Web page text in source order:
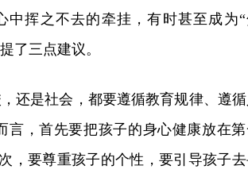
中挥之不去的牵挂，有时甚至成为
了三点建议。
还是社会，都要遵循教育规律、遵
言，首先要把孩子的身心健康放在
，要尊重孩子的个性，要引导孩子